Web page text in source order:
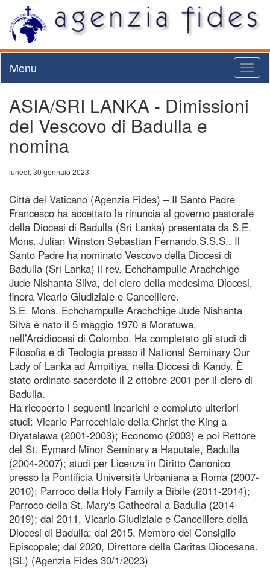
Menu
ASIA/SRI LANKA - Dimissioni
del Vescovo di Badulla e
nomina
lunedì, 30 gennaio 2023
Città del Vaticano (Agenzia Fides) – Il Santo Padre
Francesco ha accettato la rinuncia al governo pastorale
della Diocesi di Badulla (Sri Lanka) presentata da S.E.
Mons. Julian Winston Sebastian Fernando,S.S.S.. Il
Santo Padre ha nominato Vescovo della Diocesi di
Badulla (Sri Lanka) il rev. Echchampulle Arachchige
Jude Nishanta Silva, del clero della medesima Diocesi,
finora Vicario Giudiziale e Cancelliere.
S.E. Mons. Echchampulle Arachchige Jude Nishanta
Silva è nato il 5 maggio 1970 a Moratuwa,
nell’Arcidiocesi di Colombo. Ha completato gli studi di
Filosofia e di Teologia presso il National Seminary Our
Lady of Lanka ad Ampitiya, nella Diocesi di Kandy. È
stato ordinato sacerdote il 2 ottobre 2001 per il clero di
Badulla.
Ha ricoperto i seguenti incarichi e compiuto ulteriori
studi: Vicario Parrocchiale della Christ the King a
Diyatalawa (2001-2003); Economo (2003) e poi Rettore
del St. Eymard Minor Seminary a Haputale, Badulla
(2004-2007); studi per Licenza in Diritto Canonico
presso la Pontificia Università Urbaniana a Roma (2007-
2010); Parroco della Holy Family a Bibile (2011-2014);
Parroco della St. Mary's Cathedral a Badulla (2014-
2019); dal 2011, Vicario Giudiziale e Cancelliere della
Diocesi di Badulla; dal 2015, Membro del Consiglio
Episcopale; dal 2020, Direttore della Caritas Diocesana.
(SL) (Agenzia Fides 30/1/2023)